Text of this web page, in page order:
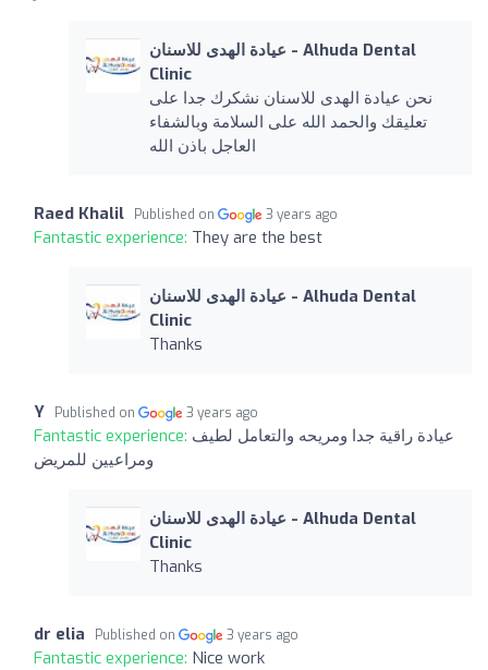
عيادة الهدى للاسنان - Alhuda Dental
Clinic
نحن عيادة الهدى للاسنان نشكرك جدا على
تعليقك والحمد الله على السلامة وبالشفاء
العاجل باذن الله
Raed Khalil Published on 3 years ago
Fantastic experience: They are the best
عيادة الهدى للاسنان - Alhuda Dental
Clinic
Thanks
Y Published on 3 years ago
Fantastic experience: عيادة راقية جدا ومريحه والتعامل لطيف
ومراعيين للمريض
عيادة الهدى للاسنان - Alhuda Dental
Clinic
Thanks
dr elia Published on 3 years ago
Fantastic experience: Nice work